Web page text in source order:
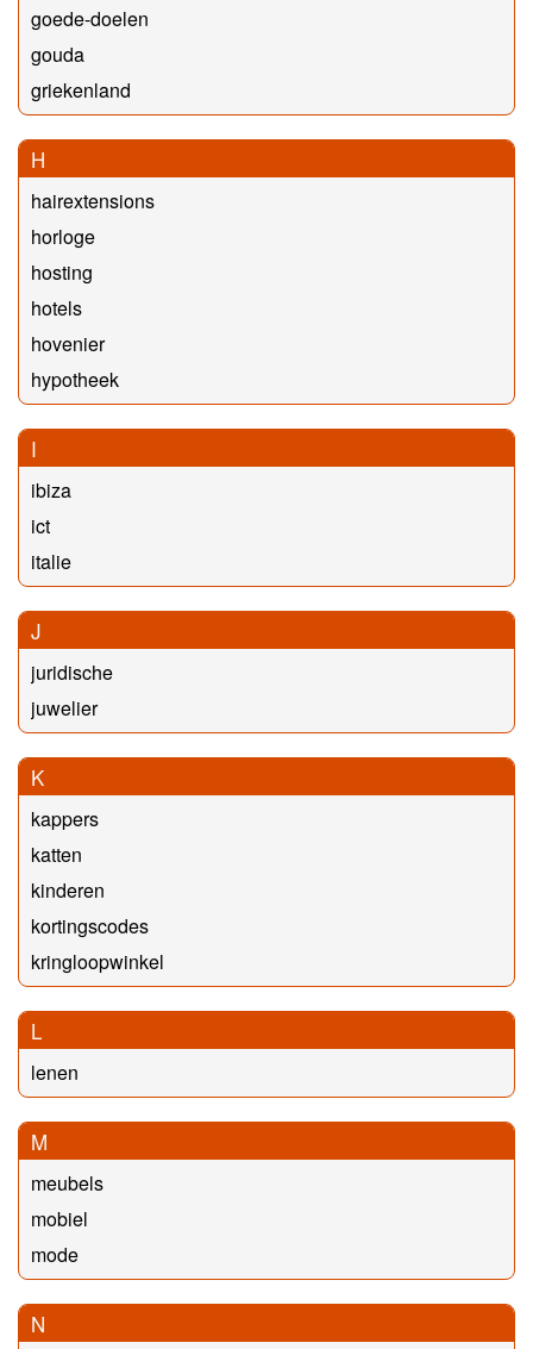
goede-doelen
gouda
griekenland
H
hairextensions
horloge
hosting
hotels
hovenier
hypotheek
I
ibiza
ict
italie
J
juridische
juwelier
K
kappers
katten
kinderen
kortingscodes
kringloopwinkel
L
lenen
M
meubels
mobiel
mode
N